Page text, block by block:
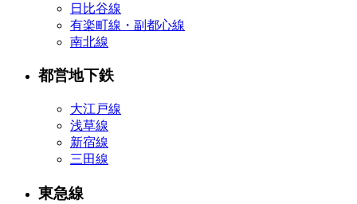
日比谷線
有楽町線・副都心線
南北線
都営地下鉄
大江戸線
浅草線
新宿線
三田線
東急線